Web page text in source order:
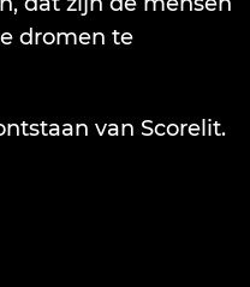
dromen te
van Scorelit.